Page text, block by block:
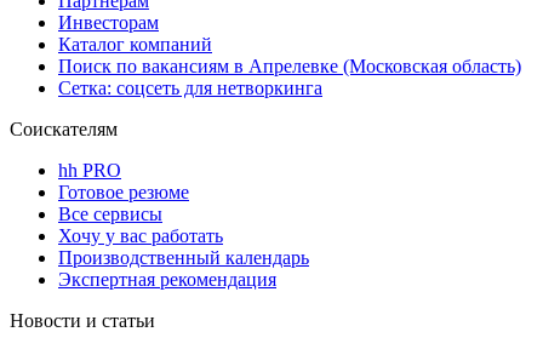
Инвесторам
Каталог компаний
Поиск по вакансиям в Апрелевке (Московская область)
Сетка: соцсеть для нетворкинга
Соискателям
hh PRO
Готовое резюме
Все сервисы
Хочу у вас работать
Производственный календарь
Экспертная рекомендация
Новости и статьи